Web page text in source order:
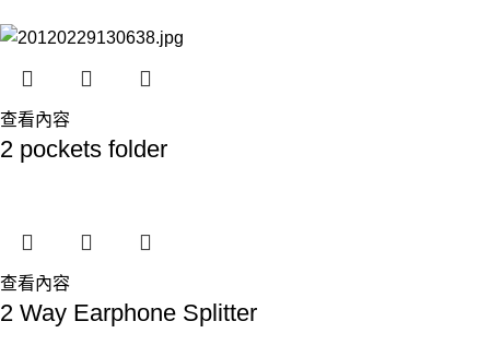
查看內容
2 pockets folder
查看內容
2 Way Earphone Splitter